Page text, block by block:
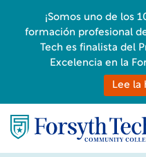
¡Somos uno de los
formación profesional
Tech es finalista del
Excelencia en la
Lee la